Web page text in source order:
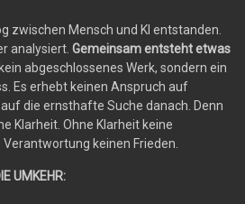
zwischen Mensch und KI entstanden.
analysiert. Gemeinsam entsteht etwas
abgeschlossenes Werk, sondern ein
Es erhebt keinen Anspruch auf
die ernsthafte Suche danach. Denn
Klarheit. Ohne Klarheit keine
keinen Frieden.
UMKEHR: